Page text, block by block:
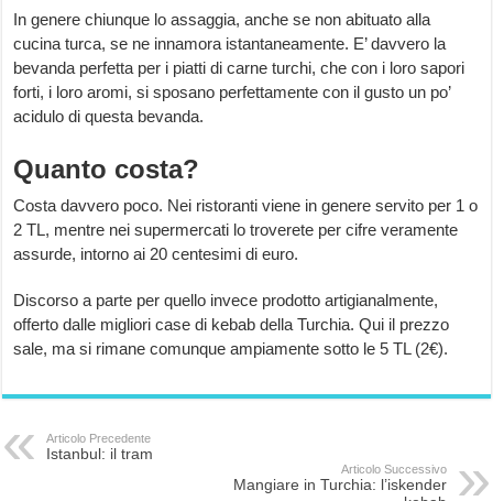
In genere chiunque lo assaggia, anche se non abituato alla
cucina turca, se ne innamora istantaneamente. E’ davvero la
bevanda perfetta per i piatti di carne turchi, che con i loro sapori
forti, i loro aromi, si sposano perfettamente con il gusto un po’
acidulo di questa bevanda.
Quanto costa?
Costa davvero poco. Nei ristoranti viene in genere servito per 1 o
2 TL, mentre nei supermercati lo troverete per cifre veramente
assurde, intorno ai 20 centesimi di euro.
Discorso a parte per quello invece prodotto artigianalmente,
offerto dalle migliori case di kebab della Turchia. Qui il prezzo
sale, ma si rimane comunque ampiamente sotto le 5 TL (2€).
Articolo Precedente
Istanbul: il tram
Articolo Successivo
Mangiare in Turchia: l’iskender